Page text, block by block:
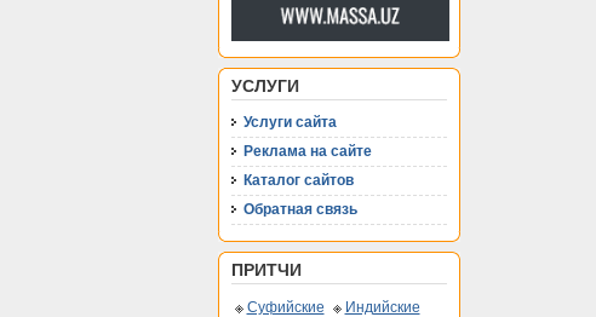
УСЛУГИ
Услуги сайта
Реклама на сайте
Каталог сайтов
Обратная связь
ПРИТЧИ
Суфийские
Индийские